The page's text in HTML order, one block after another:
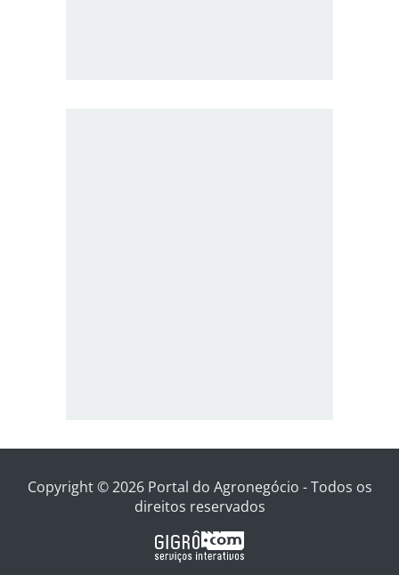
Copyright © 2026 Portal do Agronegócio - Todos os
direitos reservados